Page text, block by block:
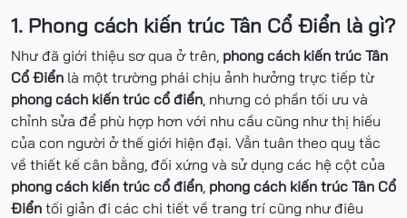
1. Phong cách kiến trúc Tân Cổ Điển là gì?
Như đã giới thiệu sơ qua ở trên, phong cách kiến trúc Tân
Cổ Điển là một trường phái chịu ảnh hưởng trực tiếp từ
phong cách kiến trúc cổ điển , nhưng có phần tối ưu và
chỉnh sửa để phù hợp hơn với nhu cầu cũng như thị hiếu
của con người ở thế giới hiện đại. Vẫn tuân theo quy tắc
về thiết kế cân bằng, đối xứng và sử dụng các hệ cột của
phong cách kiến trúc cổ điển phong cách kiến trúc Tân Cổ
Điển tối giản đi các chi tiết về trang trí cũng như điêu